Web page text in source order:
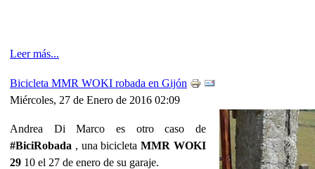
Leer más...
Bicicleta MMR WOKI robada en Gijón
Miércoles, 27 de Enero de 2016 02:09
Andrea Di Marco es otro caso de
#BiciRobada , una bicicletaMMR WOKI
29 10 el 27 de enero de su garaje.